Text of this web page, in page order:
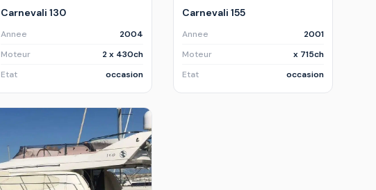
Carnevali 130
Annee
2004
Moteur
2 x 430ch
Etat
occasion
Carnevali 155
Annee
2001
Moteur
x 715ch
Etat
occasion